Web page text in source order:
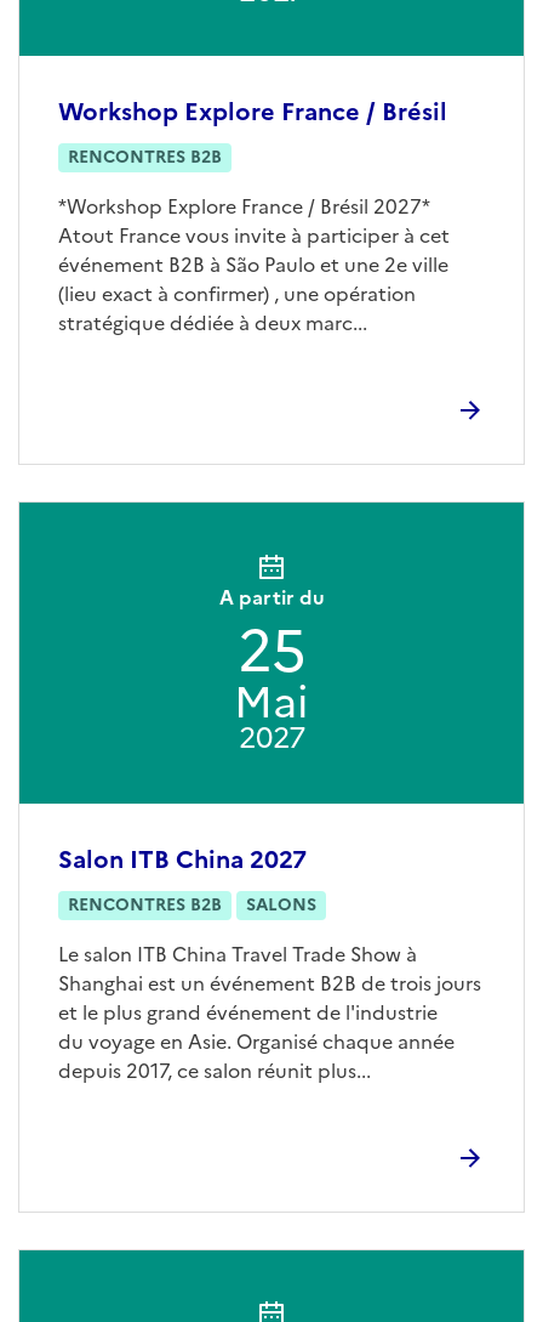
Workshop Explore France / Brésil
RENCONTRES B2B
*Workshop Explore France / Brésil 2027*
Atout France vous invite à participer à cet
événement B2B à São Paulo et une 2e ville
(lieu exact à confirmer) , une opération
stratégique dédiée à deux marc...
Salon ITB China 2027
RENCONTRES B2B SALONS
Le salon ITB China Travel Trade Show à
Shanghai est un événement B2B de trois jours
et le plus grand événement de l'industrie
du voyage en Asie. Organisé chaque année
depuis 2017, ce salon réunit plus...
A partir du
25
Mai
2027